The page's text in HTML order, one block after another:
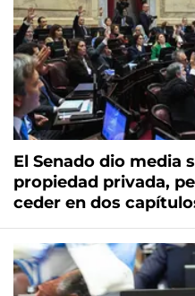
El Senado dio media
propiedad privada,
ceder en dos